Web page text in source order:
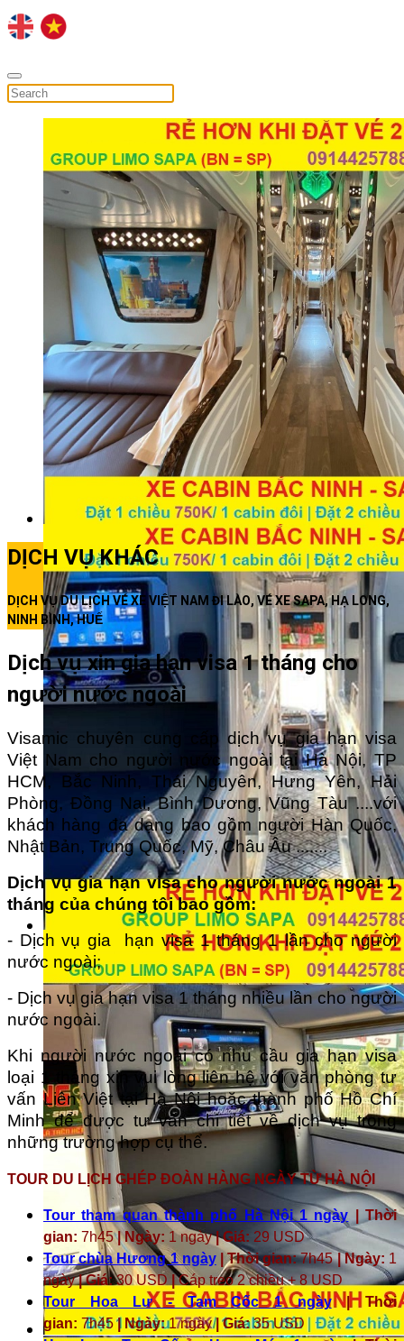
DỊCH VỤ KHÁC
DỊCH VỤ DU LỊCH VÉ XE VIỆT NAM ĐI LÀO, VÉ XE SAPA, HẠ LONG,
NINH BÌNH, HUẾ
Dịch vụ xin gia hạn visa 1 tháng cho
người nước ngoài
Visamic chuyên cung cấp dịch vụ gia hạn visa
Việt Nam cho người nước ngoài tại Hà Nội, TP
HCM, Bắc Ninh, Thái Nguyên, Hưng Yên, Hải
Phòng, Đồng Nai, Bình Dương, Vũng Tàu ....với
khách hàng đa dạng bao gồm người Hàn Quốc,
Nhật Bản, Trung Quốc, Mỹ, Châu Âu .......
Dịch vụ gia hạn visa cho người nước ngoài 1
tháng của chúng tôi bao gồm:
- Dịch vụ gia hạn visa 1 tháng 1 lần cho người
nước ngoài;
- Dịch vụ gia hạn visa 1 tháng nhiều lần cho người
nước ngoài.
Khi người nước ngoài có nhu cầu gia hạn visa
loại 1 tháng xin vui lòng liên hệ với văn phòng tư
vấn Liên Việt tại Hà Nội hoặc thành phố Hồ Chí
Minh để được tư vấn chi tiết về dịch vụ trong
những trường hợp cụ thể.
TOUR DU LỊCH GHÉP ĐOÀN HÀNG NGÀY TỪ HÀ NỘI
Tour tham quan thành phố Hà Nội 1 ngày | Thời
gian: 7h45| Ngày: 1 ngày| Giá: 29 USD
Tour chùa Hương 1 ngày| Thời gian:7h45| Ngày: 1
ngày| Giá:30 USD |Cáp treo 2 chiều + 8 USD
Tour Hoa Lư - Tam Cốc 1 ngày| Thời
gian: 7h45| Ngày:1 ngày| Giá:35 USD